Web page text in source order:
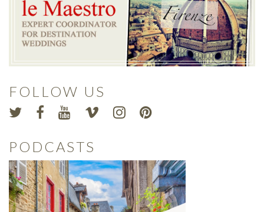
FOLLOW US
PODCASTS